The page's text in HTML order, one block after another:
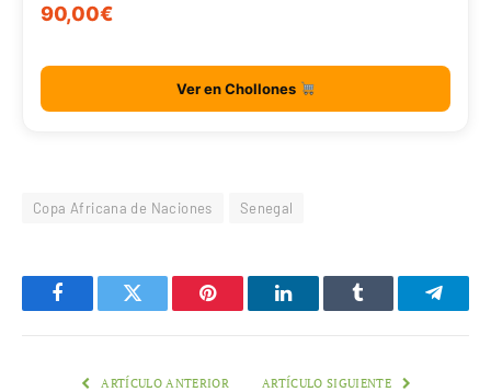
90,00€
Ver en Chollones
Copa Africana de Naciones Senegal
FacebookTwitter Pinterest LinkedInTumblr
ARTÍCULO ANTERIOR ARTÍCULO SIGUIENTE